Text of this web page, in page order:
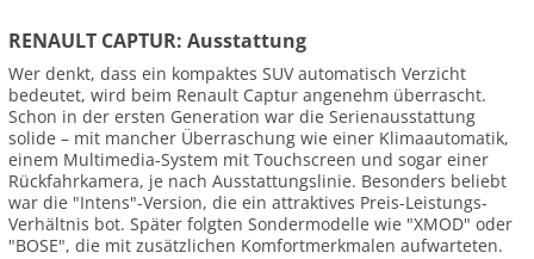
RENAULT CAPTUR: Ausstattung
Wer denkt, dass ein kompaktes SUV automatisch Verzicht
bedeutet, wird beim Renault Captur angenehm überrascht.
Schon in der ersten Generation war die Serienausstattung
solide – mit mancher Überraschung wie einer Klimaautomatik,
einem Multimedia-System mit Touchscreen und sogar einer
Rückfahrkamera, je nach Ausstattungslinie. Besonders beliebt
war die "Intens"-Version, die ein attraktives Preis-Leistungs-
Verhältnis bot. Später folgten Sondermodelle wie "XMOD" oder
"BOSE", die mit zusätzlichen Komfortmerkmalen aufwarteten.